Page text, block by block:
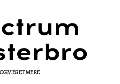
MEGET MERE